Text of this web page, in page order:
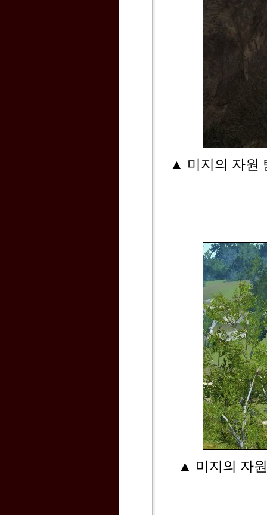
▲ 미지의 자원
▲ 미지의 자